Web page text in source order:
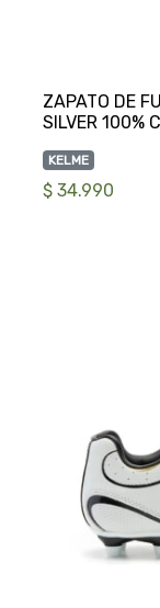
ZAPATO DE
KELME
$ 34.990